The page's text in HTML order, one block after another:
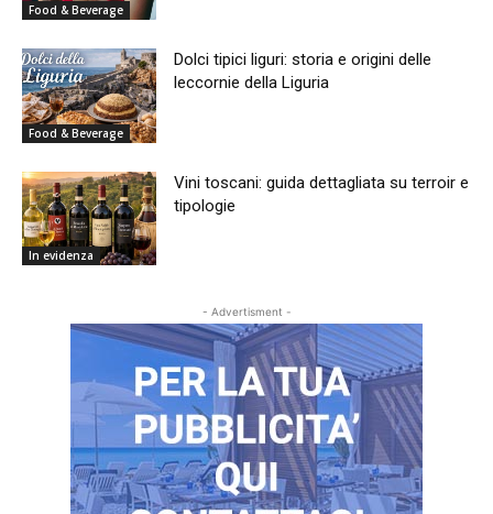
Food & Beverage
Food & Beverage
Dolci tipici liguri: storia e origini delle
leccornie della Liguria
In evidenza
Vini toscani: guida dettagliata su terroir e
tipologie
- Advertisment -